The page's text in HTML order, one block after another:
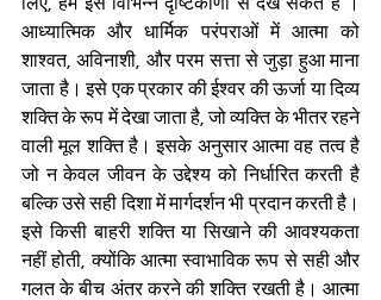
आध्यात्मिक और धार्मिक परंपराओं में आत्मा को
शाश्वत, अविनाशी, और परम सत्ता से जुड़ा हुआ माना
जाता है। इसे एक प्रकार की ईश्वर की ऊर्जा या दिव्य
शक्ति के रूप में देखा जाता है, जो व्यक्ति के भीतर रहने
वाली मूल शक्ति है। इसके अनुसार आत्मा वह तत्व है
जो न केवल जीवन के उद्देश्य को निर्धारित करती है
बल्कि उसे सही दिशा में मार्गदर्शन भी प्रदान करती है।
इसे किसी बाहरी शक्ति या सिखाने की आवश्यकता
नहीं होती, क्योंकि आत्मा स्वाभाविक रूप से सही और
गलत के बीच अंतर करने की शक्ति रखती है। आत्मा